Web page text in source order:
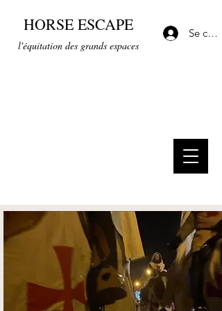
HORSE ESCAPE
l'équitation des grands espaces
Se